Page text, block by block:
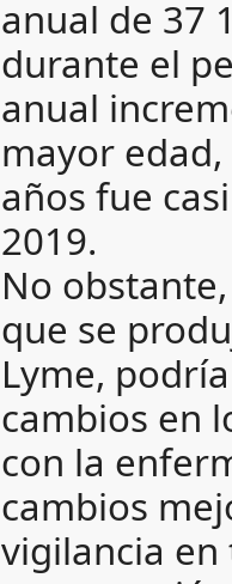
anual de 37
durante el
anual
mayor
años fue
2019.
No
que se
Lyme,
cambios en
con la
cambios
vigilancia en